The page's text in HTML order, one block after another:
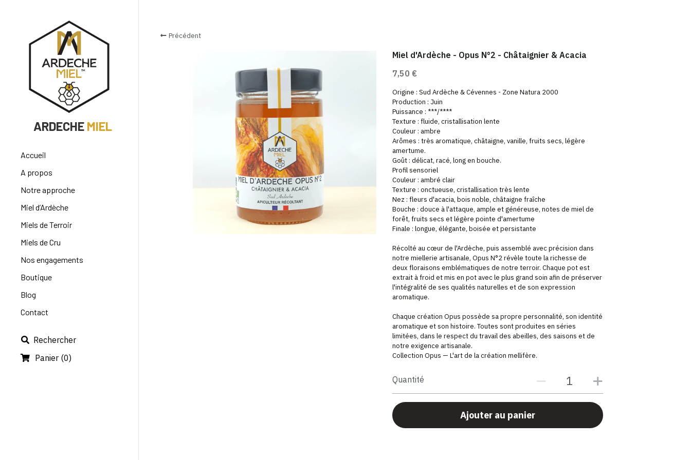
   ARDECHE
MIEL
Accueil
A propos
Notre approche
Miel d’Ardèche
Miels de Terroir
Miels de Cru
Nos engagements
Boutique
Blog
Contact
Rechercher
Panier (0)
Précédent
Miel d'Ardèche - Opus N°2 - Châtaignier & Acacia
7,50 €
Origine : Sud Ardèche & Cévennes - Zone Natura 2000
Production : Juin
Puissance : ***/****
Texture : fluide, cristallisation lente
Couleur : ambre
Arômes : très aromatique, châtaigne, vanille, fruits secs, légère
amertume.
Goût : délicat, racé, long en bouche.
Profil sensoriel
Couleur : ambré clair
Texture : onctueuse, cristallisation très lente
Nez : fleurs d'acacia, bois noble, châtaigne fraîche
Bouche : douce à l'attaque, ample et généreuse, notes de miel de
forêt, fruits secs et légère pointe d'amertume
Finale : longue, élégante, boisée et persistante
Récolté au cœur de l'Ardèche, puis assemblé avec précision dans
notre miellerie artisanale, Opus N°2 révèle toute la richesse de
deux floraisons emblématiques de notre terroir. Chaque pot est
extrait à froid et mis en pot avec le plus grand soin afin de préserver
l'intégralité de ses qualités naturelles et de son expression
aromatique.
Chaque création Opus possède sa propre personnalité, son identité
aromatique et son histoire. Toutes sont produites en séries
limitées, dans le respect du travail des abeilles, des saisons et de
notre exigence artisanale.
Collection Opus — L'art de la création mellifère.
Quantité
Ajouter au panier